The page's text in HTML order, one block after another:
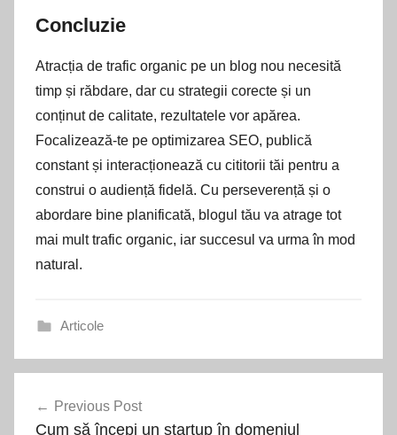
Concluzie
Atracția de trafic organic pe un blog nou necesită
timp și răbdare, dar cu strategii corecte și un
conținut de calitate, rezultatele vor apărea.
Focalizează-te pe optimizarea SEO, publică
constant și interacționează cu cititorii tăi pentru a
construi o audiență fidelă. Cu perseverență și o
abordare bine planificată, blogul tău va atrage tot
mai mult trafic organic, iar succesul va urma în mod
natural.
Articole
Previous Post
Cum să începi un startup în domeniul